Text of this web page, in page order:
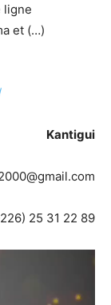
ligne
et (…)
Kantigui
25 31 22 89